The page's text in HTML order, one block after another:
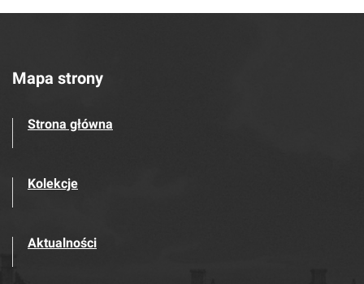
Mapa strony
Strona główna
Kolekcje
Aktualności